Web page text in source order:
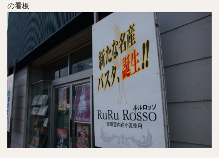
の看板